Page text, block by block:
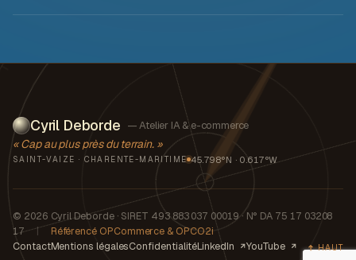
Cyril Deborde — Atelier IA & e-commerce
« Cap au plus près du terrain. »
SAINT-VAIZE · CHARENTE-MARITIME 45.798°N · 0.617°W
© 2026 Cyril Deborde · SIRET 493 883 037 00019 · N° DA 75 17 03208
17
|
Référencé OPCommerce & OPCO2i
ContactMentions légalesConfidentialitéLinkedIn YouTube HAUT